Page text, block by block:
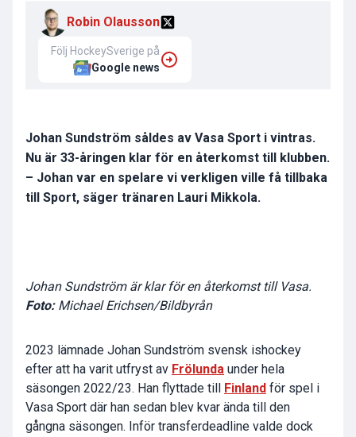
Robin Olausson
Följ HockeySverige på
Google news
Johan Sundström såldes av Vasa Sport i vintras.
Nu är 33-åringen klar för en återkomst till klubben.
– Johan var en spelare vi verkligen ville få tillbaka
till Sport, säger tränaren Lauri Mikkola.
Johan Sundström är klar för en återkomst till Vasa.
Foto: Michael Erichsen/Bildbyrån
2023 lämnade Johan Sundström svensk ishockey
efter att ha varit utfryst av Frölunda under hela
säsongen 2022/23. Han flyttade till
Finland för spel i
Vasa Sport där han sedan blev kvar ända till den
gångna säsongen. Inför transferdeadline valde dock